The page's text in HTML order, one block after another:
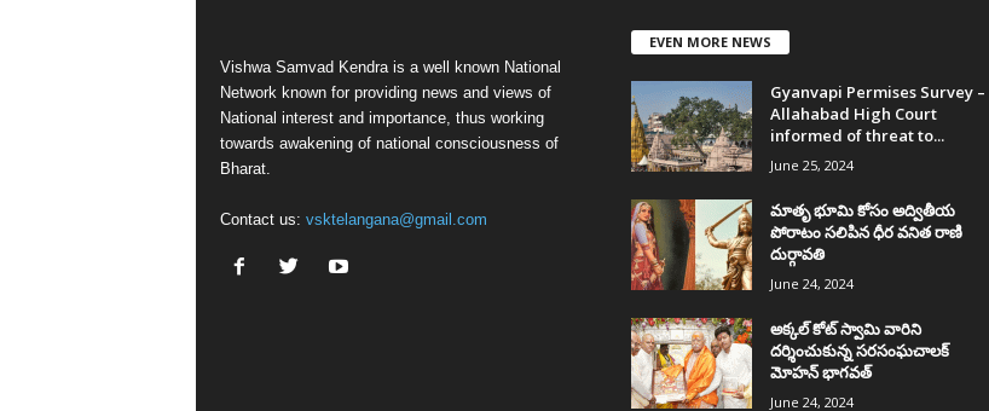
Vishwa Samvad Kendra is a well known National
Network known for providing news and views of
National interest and importance, thus working
towards awakening of national consciousness of
Bharat.
Contact us: vsktelangana@gmail.com
EVEN MORE NEWS
Gyanvapi Permises Survey –
Allahabad High Court
informed of threat to...
June 25, 2024
మాతృ భూమి కోసం అద్వితీయ
పోరాటం సలిపిన ధీర వనిత రాణి
దుర్గావతి
June 24, 2024
అక్కల్‌ కోట్‌ స్వామి వారిని
దర్శించుకున్న సరసంఘచాలక్
మోహన్ భాగవత్
June 24, 2024